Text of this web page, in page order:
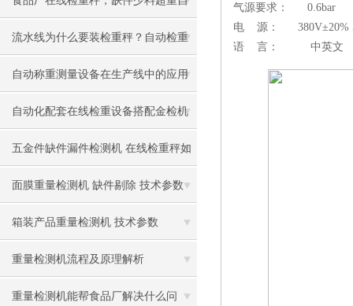
动剔除
流水线为什么要装检重秤？自动检重
秤作用与优势
自动称重测量设备在生产线中的应用
自动化配套在线检重设备搭配金检机
使用 选型指南
五金件缺件漏件检测机 在线检重秤如
何选型？
面膜重量检测机 缺件剔除 技术参数
箱装产品重量检测机 技术参数
重量检测机流程及原理解析
重量检测机能帮食品厂解决什么问
气源要求： 0.6bar
电 源： 380V±20%
语 言： 中英文